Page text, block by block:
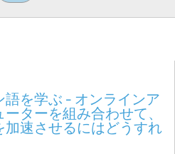
を学ぶ - オンラインア
ターを組み合わせて、
速させるにはどうすれ